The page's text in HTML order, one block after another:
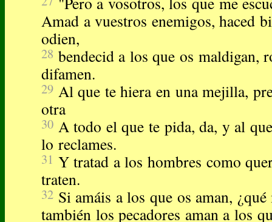
Amad a vuestros enemigos, haced
odien,
28 bendecid a los que os maldigan,
difamen.
29 Al que te hiera en una mejilla,
otra
30 A todo el que te pida, da, y al
lo reclames.
31 Y tratad a los hombres como
traten.
32 Si amáis a los que os aman,
también los pecadores aman a los